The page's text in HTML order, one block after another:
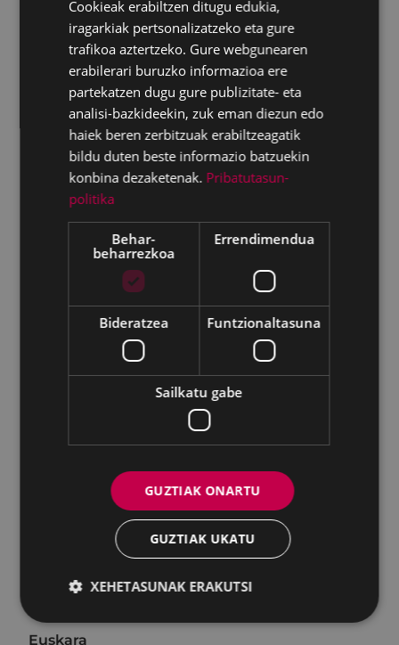
Hirigintza
Ingurumena
Obrak
Zerbitzuak
Udaltzaingoa
Gizartekintza
Pertsona nagusiak
Mendekotasuna eta desgaitasuna duten
pertsonak
Gizarteratzea
Haurrak, nerabeak eta familia
Berdintasuna
Immigrazioa eta Kultura Aniztasuna
Nazioarteko lankidetza
Hitzarmenak
Euskara
Cookieak erabiltzen ditugu edukia,
iragarkiak pertsonalizatzeko eta gure
trafikoa aztertzeko. Gure webgunearen
erabilerari buruzko informazioa ere
partekatzen dugu gure publizitate- eta
analisi-bazkideekin, zuk eman diezun edo
haiek beren zerbitzuak erabiltzeagatik
bildu duten beste informazio batzuekin
konbina dezaketenak. Pribatutasun-
politika
Behar-
beharrezkoa
Errendimendua
Bideratzea Funtzionaltasuna
Sailkatu gabe
GUZTIAK ONARTU
GUZTIAK UKATU
XEHETASUNAK ERAKUTSI